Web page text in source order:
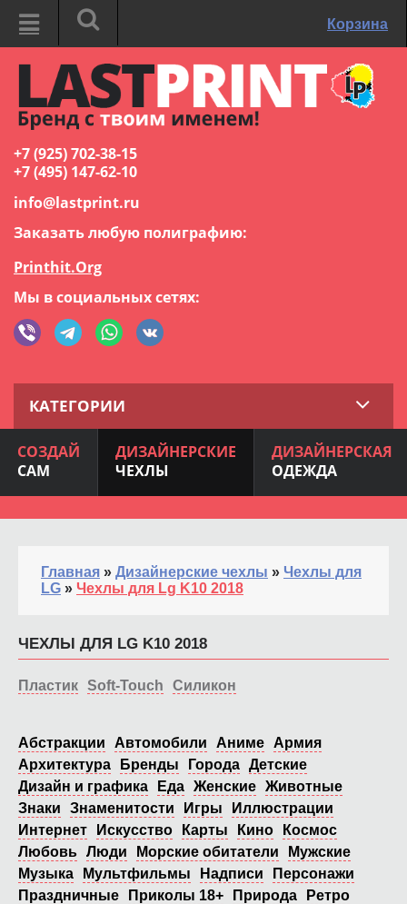
Корзина
+7 (925) 702-38-15
+7 (495) 147-62-10
info@lastprint.ru
Заказать любую полиграфию:
Printhit.Org
Мы в социальных сетях:
КАТЕГОРИИ
СОЗДАЙ
САМ
ДИЗАЙНЕРСКИЕ
ЧЕХЛЫ
ДИЗАЙНЕРСКАЯ
ОДЕЖДА
Главная » Дизайнерские чехлы » Чехлы для
LG » Чехлы для Lg K10 2018
ЧЕХЛЫ ДЛЯ LG K10 2018
Пластик Soft-Touch Силикон
Абстракции Автомобили Аниме
Армия
Архитектура
Бренды Города Детские
Дизайн и графика
Еда Женские Животные
Знаки
Знаменитости Игры
Иллюстрации
Интернет
Искусство Карты Кино
Космос
Любовь Люди Морские обитатели
Мужские
Музыка
Мультфильмы Надписи
Персонажи
Праздничные
Приколы 18+ Природа
Ретро